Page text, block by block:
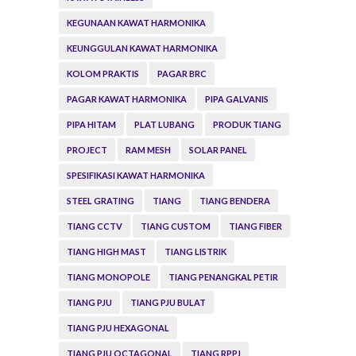
KEGUNAAN KAWAT HARMONIKA
KEUNGGULAN KAWAT HARMONIKA
KOLOM PRAKTIS PAGAR BRC
PAGAR KAWAT HARMONIKA PIPA GALVANIS
PIPA HITAM PLAT LUBANG PRODUK TIANG
PROJECT RAM MESH SOLAR PANEL
SPESIFIKASI KAWAT HARMONIKA
STEEL GRATING TIANG TIANG BENDERA
TIANG CCTV TIANG CUSTOM TIANG FIBER
TIANG HIGH MAST TIANG LISTRIK
TIANG MONOPOLE TIANG PENANGKAL PETIR
TIANG PJU TIANG PJU BULAT
TIANG PJU HEXAGONAL
TIANG PJU OCTAGONAL TIANG RPPJ